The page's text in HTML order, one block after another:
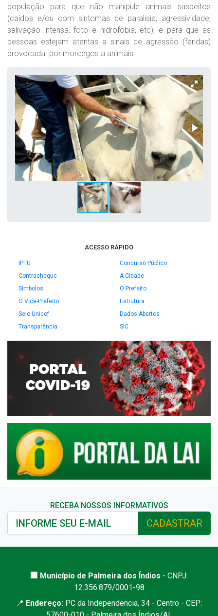
população para que não manipule animais suspeitos
(caídos e/ou com sintomas de paralisia, agressividade,
salivação intensa, foto e hidrofobia, etc), e para que as
pessoas estejam atentas a sinais de agressão (feridas)
provocada por morcegos a animais.
ACESSO RÁPIDO
IPTU
Concurso Público
Contracheque
A Cidade
Símbolos
O Prefeito
O Vice-Prefeito
Estrutura
Selo Unicef
Dados Abertos
Transparência
SIC
RECEBA NOSSOS INFORMATIVOS
CADASTRAR
🏢 Município de Palmeira dos Índios - CNPJ:
12.356.879/0001-98
📍 Endereço: PC da Independencia, 34 - Centro - CEP: